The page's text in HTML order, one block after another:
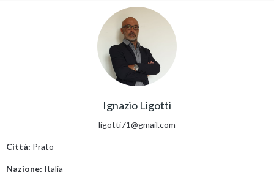
Ignazio Ligotti
ligotti71@gmail.com
Città: Prato
Nazione: Italia